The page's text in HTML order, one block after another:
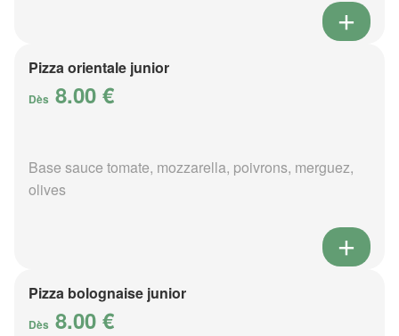
Pizza orientale junior
Dès 8.00 €
Base sauce tomate, mozzarella, poivrons, merguez,
olives
Pizza bolognaise junior
Dès 8.00 €